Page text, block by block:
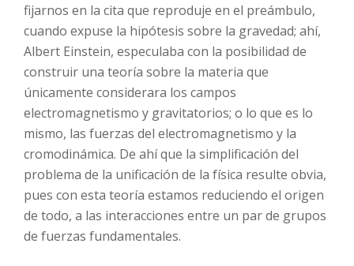
fijarnos en la cita que reproduje en el preámbulo,
cuando expuse la hipótesis sobre la gravedad; ahí,
Albert Einstein, especulaba con la posibilidad de
construir una teoría sobre la materia que
únicamente considerara los campos
electromagnetismo y gravitatorios; o lo que es lo
mismo, las fuerzas del electromagnetismo y la
cromodinámica. De ahí que la simplificación del
problema de la unificación de la física resulte obvia,
pues con esta teoría estamos reduciendo el origen
de todo, a las interacciones entre un par de grupos
de fuerzas fundamentales.